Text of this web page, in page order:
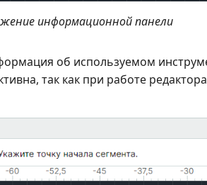
информационной панели
об используемом
так как при работе